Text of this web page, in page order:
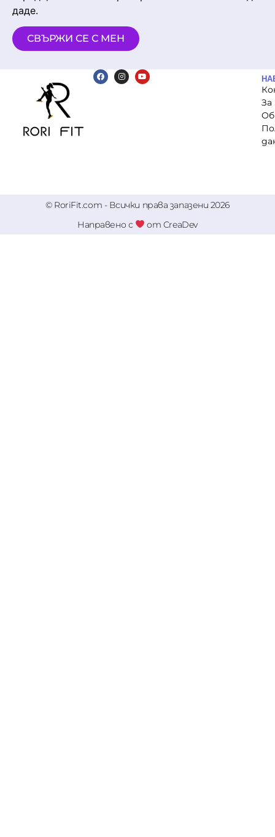
даде.
СВЪРЖИ СЕ С МЕН
За
© RoriFit.com - Всички права запазени 2026
Направено с
от CreaDev